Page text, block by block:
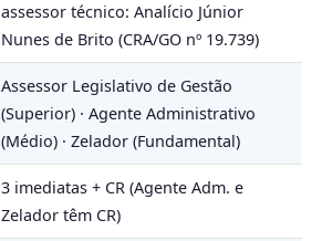
assessor técnico: Analício Júnior
Nunes de Brito (CRA/GO nº 19.739)
Assessor Legislativo de Gestão
(Superior) · Agente Administrativo
(Médio) · Zelador (Fundamental)
3 imediatas + CR (Agente Adm. e
Zelador têm CR)